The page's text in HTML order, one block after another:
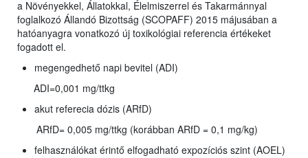
a Növényekkel, Állatokkal, Élelmiszerrel és Takarmánnyal
foglalkozó Állandó Bizottság (SCOPAFF) 2015 májusában a
hatóanyagra vonatkozó új toxikológiai referencia értékeket
fogadott el.
megengedhető napi bevitel (ADI)
ADI=0,001 mg/ttkg
akut referecia dózis (ARfD)
ARfD= 0,005 mg/ttkg (korábban ARfD = 0,1 mg/kg)
felhasználókat érintő elfogadható expozíciós szint (AOEL)